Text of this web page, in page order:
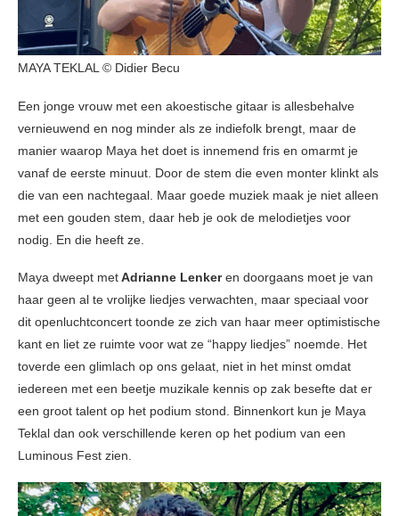
MAYA TEKLAL © Didier Becu
Een jonge vrouw met een akoestische gitaar is allesbehalve
vernieuwend en nog minder als ze indiefolk brengt, maar de
manier waarop Maya het doet is innemend fris en omarmt je
vanaf de eerste minuut. Door de stem die even monter klinkt als
die van een nachtegaal. Maar goede muziek maak je niet alleen
met een gouden stem, daar heb je ook de melodietjes voor
nodig. En die heeft ze.
Maya dweept metAdrianne Lenkeren doorgaans moet je van
haar geen al te vrolijke liedjes verwachten, maar speciaal voor
dit openluchtconcert toonde ze zich van haar meer optimistische
kant en liet ze ruimte voor wat ze “happy liedjes” noemde. Het
toverde een glimlach op ons gelaat, niet in het minst omdat
iedereen met een beetje muzikale kennis op zak besefte dat er
een groot talent op het podium stond. Binnenkort kun je Maya
Teklal dan ook verschillende keren op het podium van een
Luminous Fest zien.